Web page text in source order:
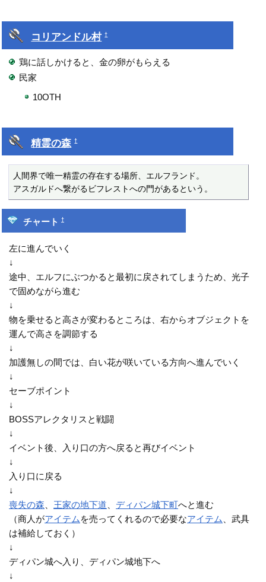
コリアンドル村 †
鶏に話しかけると、金の卵がもらえる
民家
10OTH
精霊の森 †
人間界で唯一精霊の存在する場所、エルフランド。
アスガルドへ繋がるビフレストへの門があるという。
チャート †
左に進んでいく
↓
途中、エルフにぶつかると最初に戻されてしまうため、光子
で固めながら進む
↓
物を乗せると高さが変わるところは、右からオブジェクトを
運んで高さを調節する
↓
加護無しの間では、白い花が咲いている方向へ進んでいく
↓
セーブポイント
↓
BOSSアレクタリスと戦闘
↓
イベント後、入り口の方へ戻ると再びイベント
↓
入り口に戻る
↓
喪失の森
王家の地下道 ディパン城下町へと進む
（商人がアイテム を売ってくれるので必要なアイテム
、武具
は補給しておく）
↓
ディパン城へ入り、ディパン城地下へ
↓